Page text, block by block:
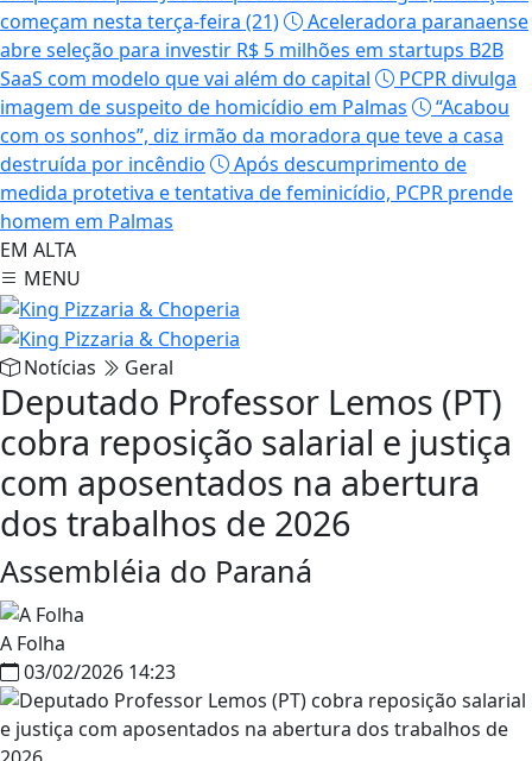
começam nesta terça-feira (21)
Aceleradora paranaense
abre seleção para investir R$ 5 milhões em startups B2B
SaaS com modelo que vai além do capital
PCPR divulga
imagem de suspeito de homicídio em Palmas
“Acabou
com os sonhos”, diz irmão da moradora que teve a casa
destruída por incêndio
Após descumprimento de
medida protetiva e tentativa de feminicídio, PCPR prende
homem em Palmas
EM ALTA
MENU
Notícias Geral
Deputado Professor Lemos (PT)
cobra reposição salarial e justiça
com aposentados na abertura
dos trabalhos de 2026
Assembléia do Paraná
A Folha
03/02/2026 14:23